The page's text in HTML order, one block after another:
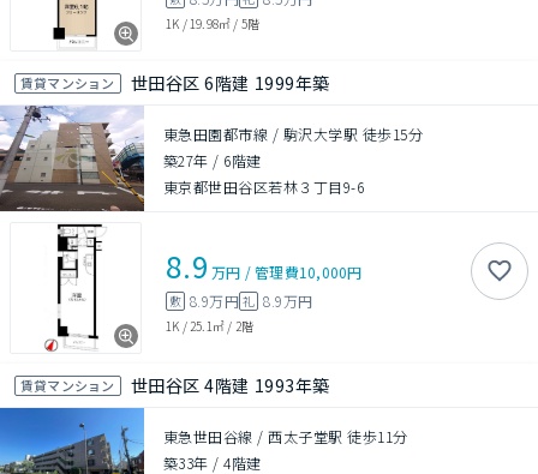
1K / 19.98㎡ / 5階
賃貸マンション 世田谷区 6階建 1999年築
東急田園都市線 / 駒沢大学駅 徒歩15分
築27年 / 6階建
東京都世田谷区若林３丁目9-6
8.9 万円 /管理費10,000円
敷 8.9万円礼 8.9万円
1K / 25.1㎡ / 2階
賃貸マンション 世田谷区 4階建 1993年築
東急世田谷線 / 西太子堂駅 徒歩11分
築33年 /4階建